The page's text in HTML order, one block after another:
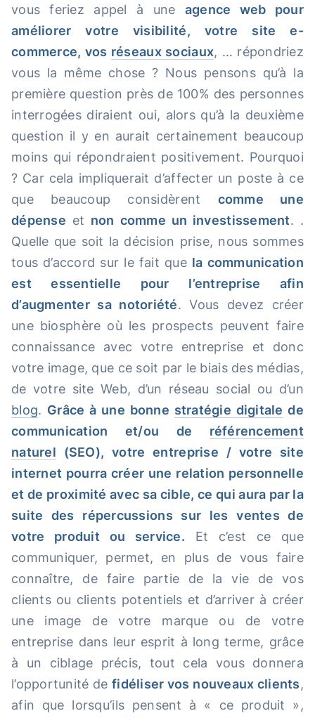
vous feriez appel à une agence web pour
améliorer votre visibilité, votre site e-
commerce, vos réseaux sociaux, … répondriez
vous la même chose ? Nous pensons qu’à la
première question près de 100% des personnes
interrogées diraient oui, alors qu’à la deuxième
question il y en aurait certainement beaucoup
moins qui répondraient positivement. Pourquoi
? Car cela impliquerait d’affecter un poste à ce
que beaucoup considèrent comme une
dépense et non comme un investissement. .
Quelle que soit la décision prise, nous sommes
tous d’accord sur le fait que la communication
est essentielle pour l’entreprise afin
d’augmenter sa notoriété. Vous devez créer
une biosphère où les prospects peuvent faire
connaissance avec votre entreprise et donc
votre image, que ce soit par le biais des médias,
de votre site Web, d’un réseau social ou d’un
blog. Grâce à une bonne stratégie digitale de
communication et/ou de référencement
naturel (SEO), votre entreprise / votre site
internet pourra créer une relation personnelle
et de proximité avec sa cible, ce qui aura par la
suite des répercussions sur les ventes de
votre produit ou service. Et c’est ce que
communiquer, permet, en plus de vous faire
connaître, de faire partie de la vie de vos
clients ou clients potentiels et d’arriver à créer
une image de votre marque ou de votre
entreprise dans leur esprit à long terme, grâce
à un ciblage précis, tout cela vous donnera
l’opportunité defidéliser vos nouveaux clients,
afin que lorsqu’ils pensent à « ce produit »,